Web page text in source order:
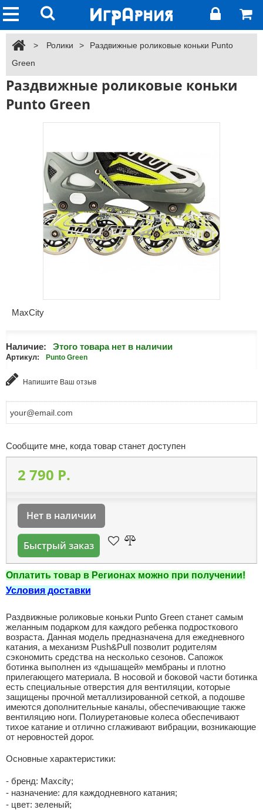
> Ролики >
Раздвижные роликовые коньки Punto
Green
Раздвижные роликовые коньки
Punto Green
MaxCity
Наличие: Этого товара нет в наличии
Артикул: Punto Green
Напишите Ваш отзыв
Сообщите мне, когда товар станет доступен
2 790 P.
Нет в наличии
Быстрый заказ
Оплатить товар в Регионах можно при получении!
Условия доставки
Раздвижные роликовые коньки Punto Green станет самым
желанным подарком для каждого ребенка подросткового
возраста. Данная модель предназначена для ежедневного
катания, а механизм Push&Pull позволит родителям
сэкономить средства на несколько сезонов. Сапожок
ботинка выполнен из «дышащей» мембраны и плотно
прилегающего материала. В носовой и боковой части ботинка
есть специальные отверстия для вентиляции, которые
защищены прочной металлизированной сеткой, а подошве
имеются дополнительные каналы, обеспечивающие также
вентиляцию ноги. Полиуретановые колеса обеспечивают
тихое катание и отлично сглаживают вибрации, возникающие
от неровностей дорог.
Основные характеристики:
- бренд: Maxcity;
- назначение: для каждодневного катания;
- цвет: зеленый;